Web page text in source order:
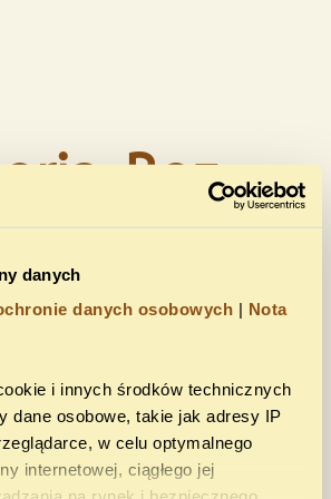
danych
danych osobowych | Nota
i innych środków technicznych
dane osobowe, takie jak adresy IP
w celu optymalnego
internetowej, ciągłego jej
Bez
what you're looking for.
tę stronę